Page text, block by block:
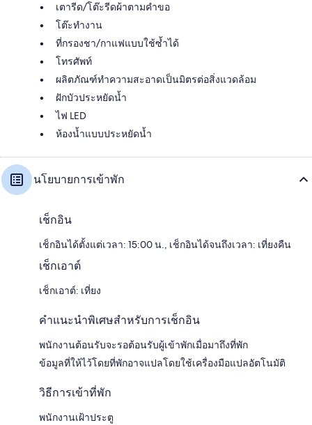
เตารีด/โต๊ะรีดผ้าตามคำขอ
โต๊ะทำงาน
ที่กรองชา/กาแฟแบบใช้ซ้ำได้
โทรศัพท์
ผลิตภัณฑ์ทำความสะอาดเป็นมิตรต่อสิ่งแวดล้อม
ฝักบัวประหยัดน้ำ
ไฟ LED
ห้องน้ำแบบประหยัดน้ำ
นโยบายการเข้าพัก
เช็กอิน
เช็กอินได้ตั้งแต่เวลา: 15:00 น., เช็กอินได้จนถึงเวลา: เที่ยงคืน
เช็กเอาต์
เช็กเอาต์: เที่ยง
คำแนะนำพิเศษสำหรับการเช็กอิน
พนักงานต้อนรับจะรอต้อนรับผู้เข้าพักเมื่อมาถึงที่พัก
ข้อมูลที่ให้ไว้โดยที่พักอาจแปลโดยใช้เครื่องมือแปลอัตโนมัติ
วิธีการเข้าที่พัก
พนักงานเฝ้าประตู